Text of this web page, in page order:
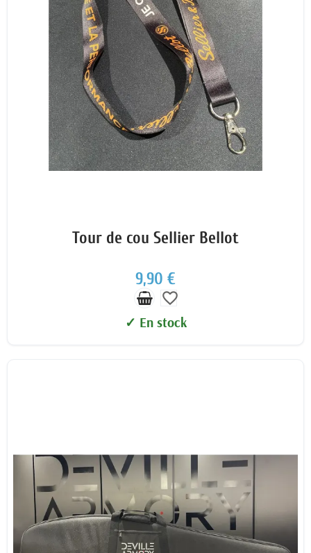
Tour de cou Sellier Bellot
9,90 €
favorite_border
✓ En stock